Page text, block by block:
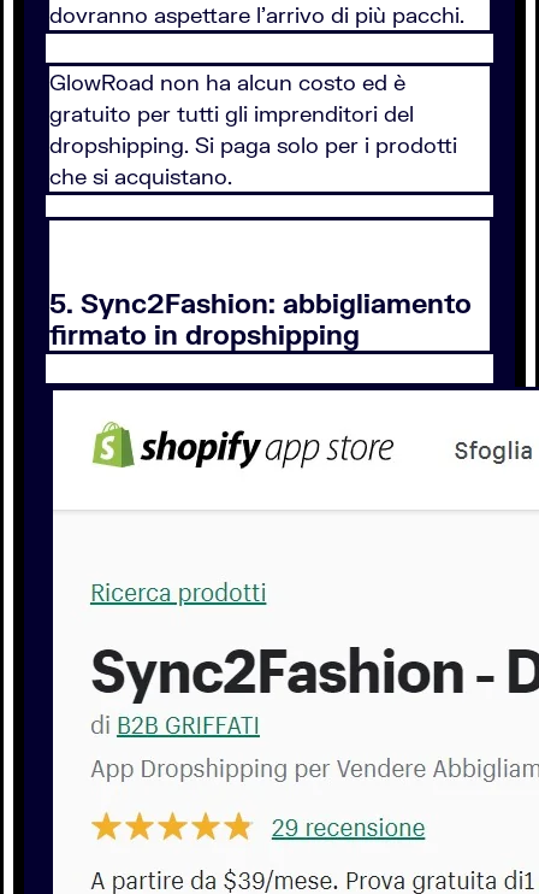
dovranno aspettare l'arrivo di più pacchi.
GlowRoad non ha alcun costo ed è
gratuito per tutti gli imprenditori del
dropshipping. Si paga solo per i prodotti
che si acquistano.
5. Sync2Fashion: abbigliamento
firmato in dropshipping